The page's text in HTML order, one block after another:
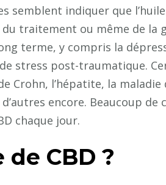
l’huile
de
CBD
?
semblent indiquer que l’huile
traitement ou même de la
terme, y compris la
stress post-traumatique.
Crohn, l’hépatite, la maladie
encore. Beaucoup de
chaque jour.
CBD ?